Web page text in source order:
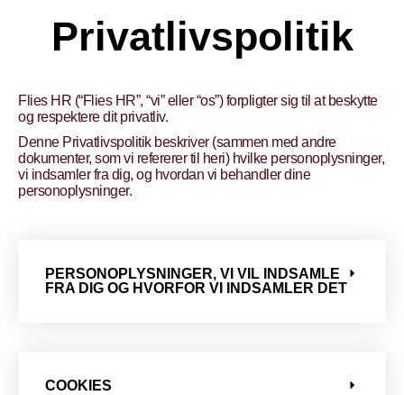
Privatlivspolitik
Flies HR (“Flies HR”, “vi” eller “os”) forpligter sig til at beskytte
og respektere dit privatliv.
Denne Privatlivspolitik beskriver (sammen med andre
dokumenter, som vi refererer til heri) hvilke personoplysninger,
vi indsamler fra dig, og hvordan vi behandler dine
personoplysninger.
PERSONOPLYSNINGER, VI VIL INDSAMLE
FRA DIG OG HVORFOR VI INDSAMLER DET
COOKIES